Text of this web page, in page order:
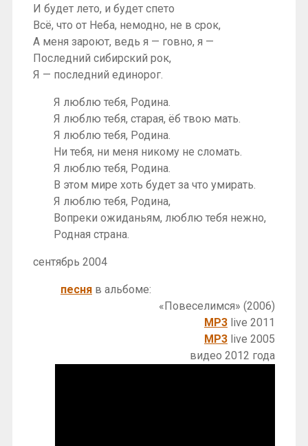
И будет лето, и будет спето
Всё, что от Неба, немодно, не в срок,
А меня зароют, ведь я — говно, я —
Последний сибирский рок,
Я — последний единорог.
Я люблю тебя, Родина.
Я люблю тебя, старая, ёб твою мать.
Я люблю тебя, Родина.
Ни тебя, ни меня никому не сломать.
Я люблю тебя, Родина.
В этом мире хоть будет за что умирать.
Я люблю тебя, Родина,
Вопреки ожиданьям, люблю тебя нежно,
Родная страна.
сентябрь 2004
песня в альбоме:
«Повеселимся» (2006)
MP3 live 2011
MP3 live 2005
видео 2012 года